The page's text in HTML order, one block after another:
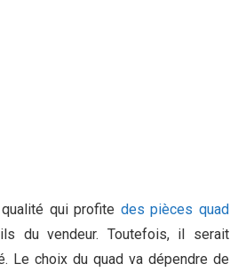
qui profite des pièces quad
du vendeur. Toutefois, il serait
Le choix du quad va dépendre de